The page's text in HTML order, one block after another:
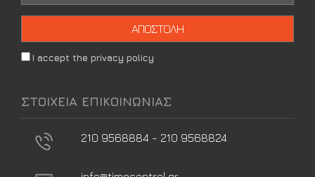
I accept the privacy policy
ΣΤΟΙΧΕΙΑ ΕΠΙΚΟΙΝΩΝΙΑΣ
210 9568884 - 210 9568824